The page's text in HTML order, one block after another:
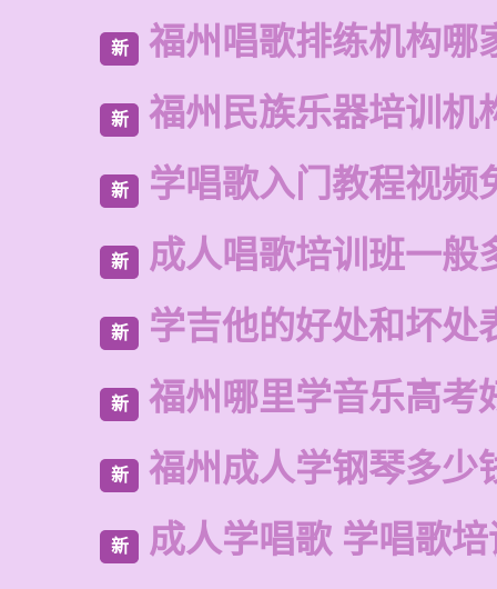
新 福州唱歌排练机构哪
新 福州民族乐器培训机
新 学唱歌入门教程视频
新 成人唱歌培训班一般
新 学吉他的好处和坏处
新 福州哪里学音乐高考
新 福州成人学钢琴多少
新 成人学唱歌 学唱歌